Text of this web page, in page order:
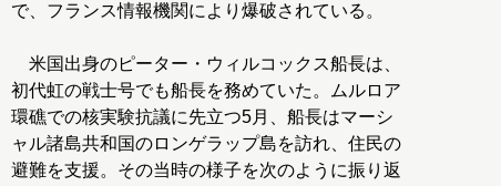
で、フランス情報機関により爆破されている。
米国出身のピーター・ウィルコックス船長は、
初代虹の戦士号でも船長を務めていた。ムルロア
環礁での核実験抗議に先立つ5月、船長はマーシ
ャル諸島共和国のロンゲラップ島を訪れ、住民の
避難を支援。その当時の様子を次のように振り返